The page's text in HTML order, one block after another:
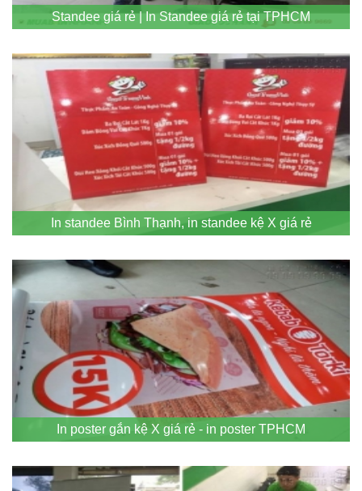
Standee giá rẻ | In Standee giá rẻ tại TPHCM
In standee Bình Thạnh, in standee kệ X giá rẻ
In poster gắn kệ X giá rẻ - in poster TPHCM